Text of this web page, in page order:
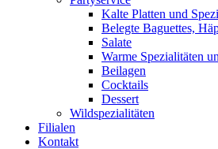
Kalte Platten und
Belegte Baguettes,
Salate
Warme Spezialitäten
Beilagen
Cocktails
Dessert
Wildspezialitäten
Filialen
Kontakt